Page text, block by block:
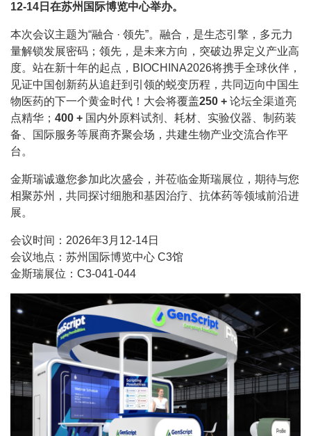
12-14日在苏州国际博览中心举办。
本次会议主题为“融合 · 领先”。融合，是生态引擎，多元力
量解锁发展密码；领先，是未来方向，突破边界定义产业高
度。站在新十年的起点，BIOCHINA2026将携手全球伙伴，
见证中国创新药从追赶到引领的蜕变历程，共同迈向中国生
物医药的下一个黄金时代！大会将覆盖250 + 论坛全渠道亮
点精华； 400 + 国内外原料试剂、耗材、实验仪器、制药装
备、国际服务等展商齐聚会场，共建生物产业交流合作平
台。
金斯瑞诚邀您参加此次盛会，并莅临金斯瑞展位，期待与您
相聚苏州，共同探讨细胞和基因治疗、抗体药等领域前沿进
展。
会议时间：2026年3月12-14日
会议地点：苏州国际博览中心 C3馆
金斯瑞展位：C3-041-044